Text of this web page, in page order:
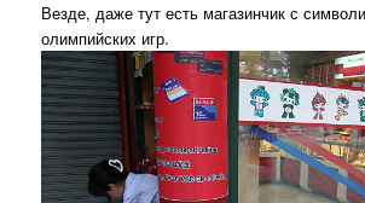
Везде, даже тут есть магазинчик с
олимпийских игр.